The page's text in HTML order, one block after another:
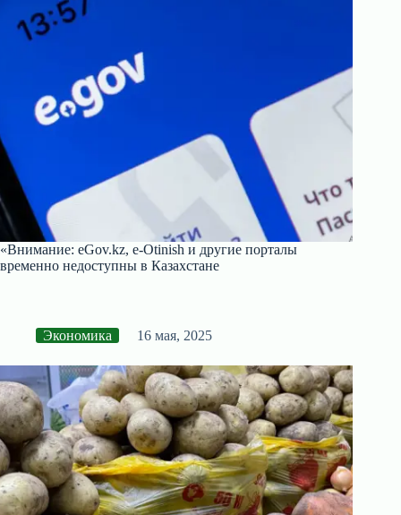
«Внимание: eGov.kz, e-Otinish и другие порталы
временно недоступны в Казахстане
Экономика 16 мая, 2025